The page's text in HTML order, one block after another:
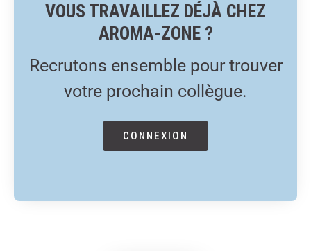
VOUS TRAVAILLEZ DÉJÀ CHEZ
AROMA-ZONE ?
Recrutons ensemble pour trouver
votre prochain collègue.
CONNEXION